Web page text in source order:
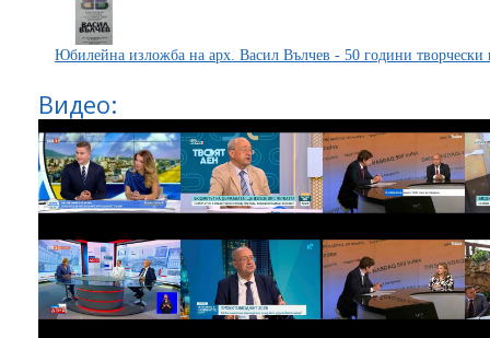
Юбилейна изложба на арх. Васил Вълчев - 50 години
Видео: